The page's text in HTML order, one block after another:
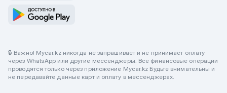
🔒 Важно! Mycar.kz никогда не запрашивает и не принимает оплату
через WhatsApp или другие мессенджеры. Все финансовые операции
проводятся только через приложение Mycar.kz Будьте внимательны и
не передавайте данные карт и оплату в мессенджерах.